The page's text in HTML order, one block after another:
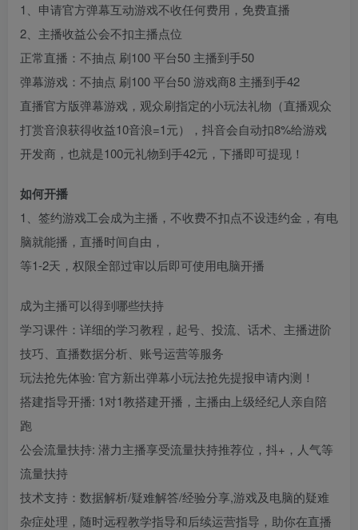
1、申请官方弹幕互动游戏不收任何费用，免费直播
2、主播收益公会不扣主播点位
正常直播：不抽点 刷100 平台50 主播到手50
弹幕游戏：不抽点 刷100 平台50 游戏商8 主播到手42
直播官方版弹幕游戏，观众刷指定的小玩法礼物（直播观众
打赏音浪获得收益10音浪=1元），抖音会自动扣8%给游戏
开发商，也就是100元礼物到手42元，下播即可提现！
如何开播
1、签约游戏工会成为主播，不收费不扣点不设违约金，有电
脑就能播，直播时间自由，
等1-2天，权限全部过审以后即可使用电脑开播
成为主播可以得到哪些扶持
学习课件：详细的学习教程，起号、投流、话术、主播进阶
技巧、直播数据分析、账号运营等服务
玩法抢先体验: 官方新出弹幕小玩法抢先提报申请内测！
搭建指导开播: 1对1教搭建开播，主播由上级经纪人亲自陪
跑
公会流量扶持: 潜力主播享受流量扶持推荐位，抖+，人气等
流量扶持
技术支持：数据解析/疑难解答/经验分享,游戏及电脑的疑难
杂症处理，随时远程教学指导和后续运营指导，助你在直播